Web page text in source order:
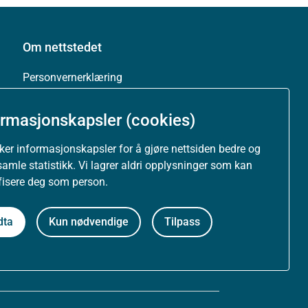
(cookies)
informasjonskapsler for å gjøre nettsiden bedre og
statistikk. Vi lagrer aldri opplysninger som kan
deg som person.
Kun nødvendige Tilpass
Om nettstedet
Personvernerklæring
Tilgjengelighetserklæring (uustatus.no)
Besøksstatistikk og informasjonskapsler
Nyhetsvarsel og abonnement
Åpne data (API)